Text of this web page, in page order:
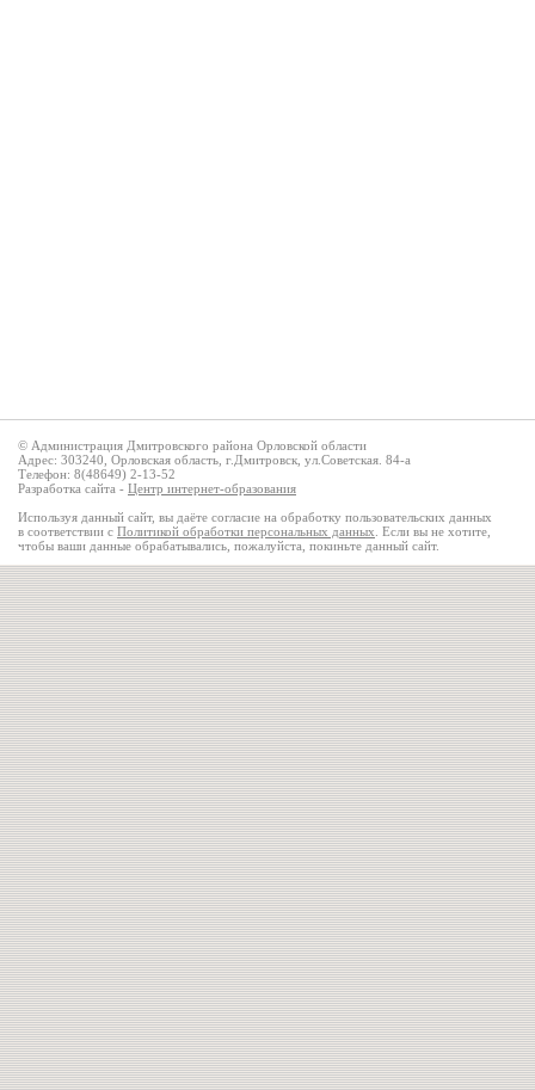
© Администрация Дмитровского района Орловской области
Адрес: 303240, Орловская область, г.Дмитровск, ул.Советская. 84-а
Телефон: 8(48649) 2-13-52
Разработка сайта - Центр интернет-образования
Используя данный сайт, вы даёте согласие на обработку пользовательских данных
в соответствии с Политикой обработки персональных данных . Если вы не хотите,
чтобы ваши данные обрабатывались, пожалуйста, покиньте данный сайт.